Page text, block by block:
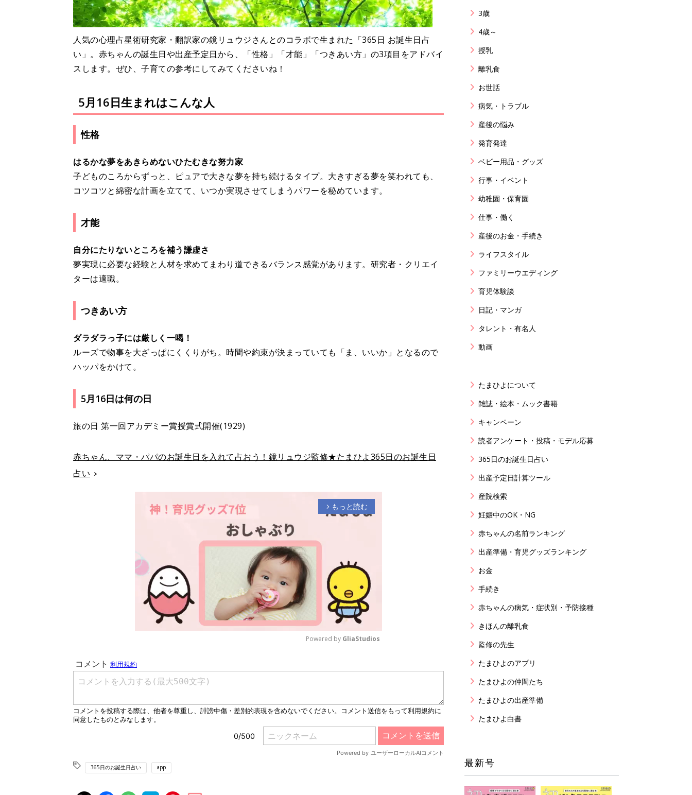
人気の心理占星術研究家・翻訳家の鏡リュウジさんとのコラボで生まれた「365日 お誕生日占
い」。赤ちゃんの誕生日や出産予定日から、「性格」「才能」「つきあい方」の3項目をアドバイ
スします。ぜひ、子育ての参考にしてみてくださいね！
5月16日生まれはこんな人
性格
はるかな夢をあきらめないひたむきな努力家
子どものころからずっと、ピュアで大きな夢を持ち続けるタイプ。大きすぎる夢を笑われても、
コツコツと綿密な計画を立てて、いつか実現させてしまうパワーを秘めています。
才能
自分にたりないところを補う謙虚さ
夢実現に必要な経験と人材を求めてまわり道できるバランス感覚があります。研究者・クリエイ
ターは適職。
つきあい方
ダラダラっ子には厳しく一喝！
ルーズで物事を大ざっぱにくくりがち。時間や約束が決まっていても「ま、いいか」となるので
ハッパをかけて。
5月16日は何の日
旅の日 第一回アカデミー賞授賞式開催(1929)
赤ちゃん、ママ・パパのお誕生日を入れて占おう！鏡リュウジ監修★たまひよ365日のお誕生日
占い
arrow_forward_ios もっと読む
M
e
Powered by GliaStudios
365日のお誕生日占い app
3歳
4歳～
授乳
離乳食
お世話
病気・トラブル
産後の悩み
発育発達
ベビー用品・グッズ
行事・イベント
幼稚園・保育園
仕事・働く
産後のお金・手続き
ライフスタイル
ファミリーウエディング
育児体験談
日記・マンガ
タレント・有名人
動画
たまひよについて
雑誌・絵本・ムック書籍
キャンペーン
読者アンケート・投稿・モデル応募
365日のお誕生日占い
出産予定日計算ツール
産院検索
妊娠中のOK・NG
赤ちゃんの名前ランキング
出産準備・育児グッズランキング
お金
手続き
赤ちゃんの病気・症状別・予防接種
きほんの離乳食
監修の先生
たまひよのアプリ
たまひよの仲間たち
たまひよの出産準備
たまひよ白書
最新号